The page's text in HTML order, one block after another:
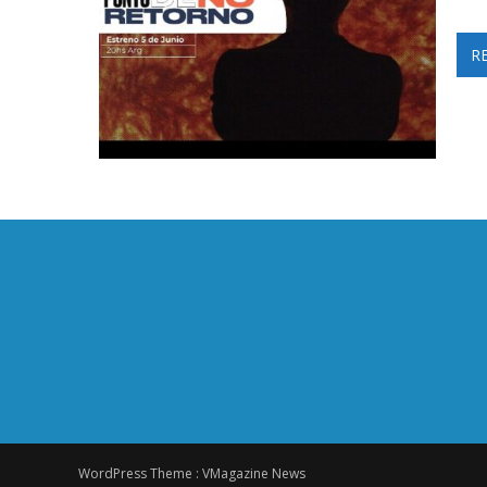
WordPress Theme : VMagazine News